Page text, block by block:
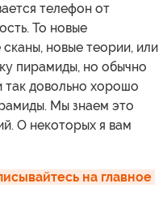
телефон от
То новые
новые теории, или
пирамиды, но обычно
довольно хорошо
Мы знаем это
О некоторых я вам
на главное